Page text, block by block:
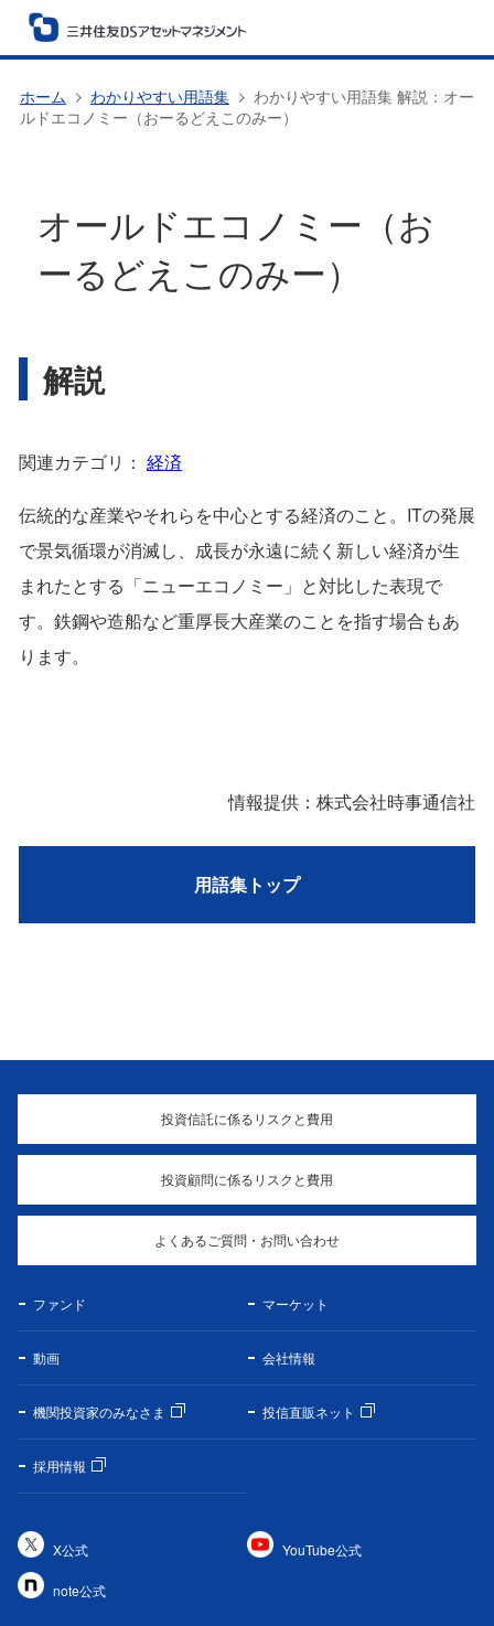
ホーム わかりやすい用語集
わかりやすい用語集 解説：オー
ルドエコノミー（おーるどえこのみー）
オールドエコノミー（お
ーるどえこのみー）
解説
関連カテゴリ： 経済
伝統的な産業やそれらを中心とする経済のこと。ITの発展
で景気循環が消滅し、成長が永遠に続く新しい経済が生
まれたとする「ニューエコノミー」と対比した表現で
す。鉄鋼や造船など重厚長大産業のことを指す場合もあ
ります。
情報提供：株式会社時事通信社
用語集トップ
投資信託に係るリスクと費用
投資顧問に係るリスクと費用
よくあるご質問・お問い合わせ
ファンド マーケット
動画 会社情報
機関投資家のみなさま 投信直販ネット
採用情報
X公式 YouTube公式
note公式